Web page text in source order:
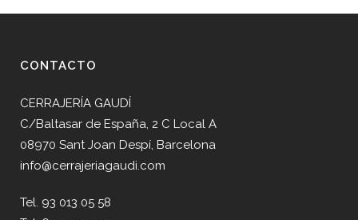
CONTACTO
CERRAJERÍA GAUDÍ
C/Baltasar de España, 2 C Local A
08970 Sant Joan Despí, Barcelona
info@cerrajeriagaudi.com
Tel. 93 013 05 58